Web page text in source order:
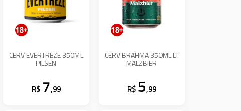
CERV EVERTREZE 350ML
PILSEN
R$ 7,99
CERV BRAHMA 350ML LT
MALZBIER
R$ 5,99